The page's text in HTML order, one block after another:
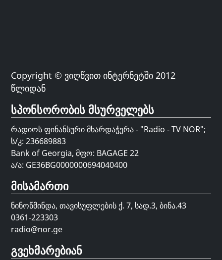
Copyright © ვიღწვით ინტერნეტში 2012
წლიდან
სპონსორობის მსურველებს
რადიოს ფინანსური მხარდაჭერა - "Radio - TV NOR";
ს/კ: 236689883
Bank of Georgia, მფო: BAGAGE 22
ა/ა: GE36BG0000000694040400
მისამართი
ნინოწმინდა, თავისუფლების ქ. 7, სად.3, ბინა.43
0361-223303
radio@nor.ge
გვეხმარებიან